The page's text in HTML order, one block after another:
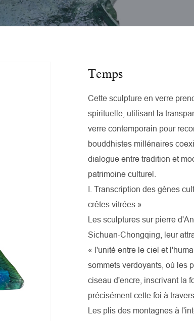
Temps
Cette sculpture en verre
spirituelle, utilisant la
verre contemporain pour
bouddhistes millénaires
dialogue entre tradition et
patrimoine culturel.
I. Transcription des gènes
crêtes vitrées »
Les sculptures sur pierre
Sichuan-Chongqing, leur
« l'unité entre le ciel et
sommets verdoyants, où les
ciseau d'encre, inscrivant la
précisément cette foi à
Les plis des montagnes à